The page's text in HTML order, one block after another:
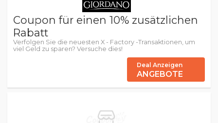
Coupon für einen 10% zusätzlichen
Rabatt
Verfolgen Sie die neuesten X - Factory -Transaktionen, um
viel Geld zu sparen? Versuche dies!
Deal Anzeigen
ANGEBOTE